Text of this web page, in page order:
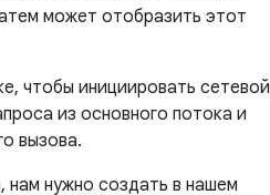
может отобразить этот
чтобы инициировать сетевой
из основного потока и
вызова.
нам нужно создать в нашем